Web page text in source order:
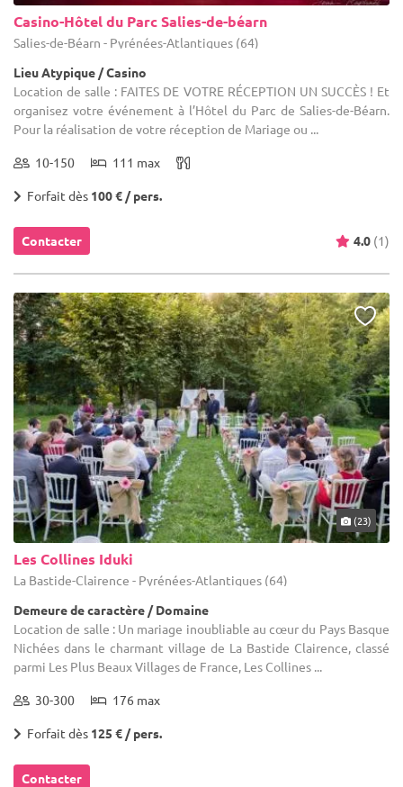
Casino-Hôtel du Parc Salies-de-béarn
Salies-de-Béarn - Pyrénées-Atlantiques (64)
Lieu Atypique / Casino
Location de salle : FAITES DE VOTRE RÉCEPTION UN SUCCÈS ! Et
organisez votre événement à l’Hôtel du Parc de Salies-de-Béarn.
Pour la réalisation de votre réception de Mariage ou ...
10-150 111 max
Forfait dès 100 € / pers.
Contacter 4.0 (1)
(23)
Les Collines Iduki
La Bastide-Clairence - Pyrénées-Atlantiques (64)
Demeure de caractère / Domaine
Location de salle : Un mariage inoubliable au cœur du Pays Basque
Nichées dans le charmant village de La Bastide Clairence, classé
parmi Les Plus Beaux Villages de France, Les Collines ...
30-300 176 max
Forfait dès 125 € / pers.
Contacter